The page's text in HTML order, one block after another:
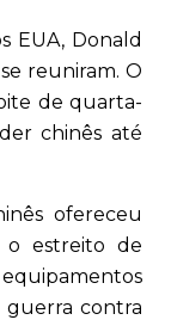
EUA, Donald
reuniram. O
de quarta-
chinês até
ofereceu
o estreito de
guerra contra